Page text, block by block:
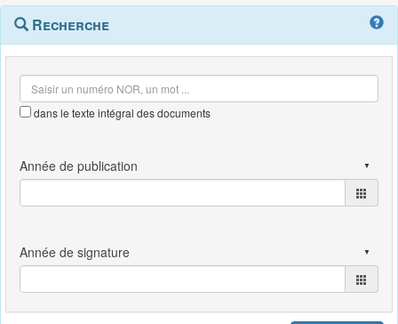
Navigation
outils
Menu
contextuel
Recherche
dans le texte intégral des documents